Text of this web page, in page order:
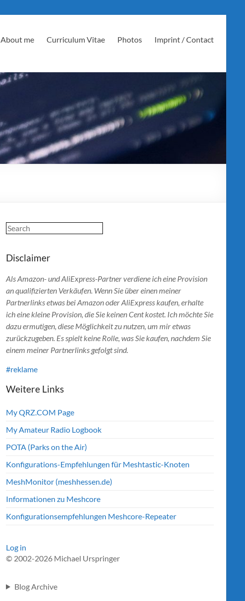
About me Curriculum Vitae Photos Imprint / Contact
Search
Disclaimer
Als Amazon- und AliExpress-Partner verdiene ich eine Provision
an qualifizierten Verkäufen. Wenn Sie über einen meiner
Partnerlinks etwas bei Amazon oder AliExpress kaufen, erhalte
ich eine kleine Provision, die Sie keinen Cent kostet. Ich möchte Sie
dazu ermutigen, diese Möglichkeit zu nutzen, um mir etwas
zurückzugeben. Es spielt keine Rolle, was Sie kaufen, nachdem Sie
einem meiner Partnerlinks gefolgt sind.
#reklame
Weitere Links
My QRZ.COM Page
My Amateur Radio Logbook
POTA (Parks on the Air)
Konfigurations-Empfehlungen für Meshtastic-Knoten
MeshMonitor (meshhessen.de)
Informationen zu Meshcore
Konfigurationsempfehlungen Meshcore-Repeater
Log in
© 2002-2026 Michael Urspringer
Blog Archive